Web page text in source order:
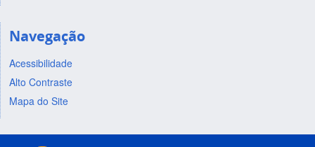
Navegação
Acessibilidade
Alto Contraste
Mapa do Site